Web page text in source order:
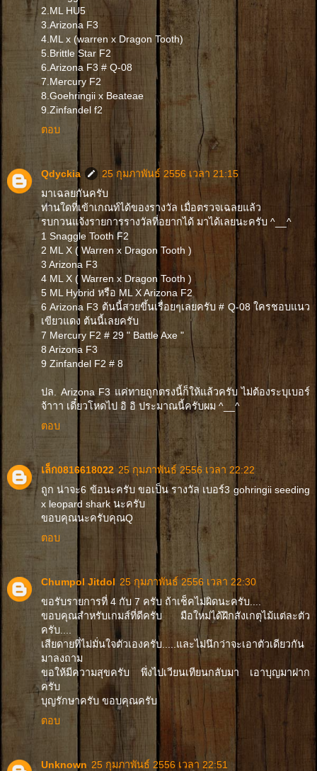
2.ML HU5
3.Arizona F3
4.ML x (warren x Dragon Tooth)
5.Brittle Star F2
6.Arizona F3 # Q-08
7.Mercury F2
8.Goehringii x Beateae
9.Zinfandel f2
ตอบ
Qdyckia
25 กุมภาพันธ์ 2556 เวลา 21:15
มาเฉลยกันครับ
ท่านใดที่เข้าเกณท์ได้ของรางวัล เมื่อตรวจเฉลยแล้ว
รบกวนแจ้งรายการรางวัลที่อยากได้ มาได้เลยนะครับ ^__^
1 Snaggle Tooth F2
2 ML X ( Warren x Dragon Tooth )
3 Arizona F3
4 ML X ( Warren x Dragon Tooth )
5 ML Hybrid หรือ ML X Arizona F2
6 Arizona F3 ต้นนี้สวยขึ้นเรื่อยๆเลยครับ # Q-08 ใครชอบแนว
เขียวแดง ต้นนี้เลยครับ
7 Mercury F2 # 29 " Battle Axe "
8 Arizona F3
9 Zinfandel F2 # 8
ปล. Arizona F3 แค่ทายถูกตรงนี้ก็ให้แล้วครับ ไม่ต้องระบุเบอร์
จ้าาา เดี๋ยวโหดไป อิ อิ ประมาณนี้ครับผม ^__^
ตอบ
เล็ก0816618022 25 กุมภาพันธ์ 2556 เวลา 22:22
ถูก น่าจะ6 ข้อนะครับ ขอเป็น รางวัล เบอร์3 gohringii seeding
x leopard shark นะครับ
ขอบคุณนะครับคุณQ
ตอบ
Chumpol Jitdol 25 กุมภาพันธ์ 2556 เวลา 22:30
ขอรับรายการที่ 4 กับ 7 ครับ ถ้าเช็คไม่ผิดนะครับ....
ขอบคุณสำหรับเกมส์ที่ดีครับ มือใหม่ได้ฝึกสังเกตุไม้แต่ละตัว
ครับ....
เสียดายที่ไม่มั่นใจตัวเองครับ.....และไม่นึกว่าจะเอาตัวเดียวกัน
มาลงถาม
ขอให้มีความสุขครับ พึ่งไปเวียนเทียนกลับมา เอาบุญมาฝาก
ครับ
บุญรักษาครับ ขอบคุณครับ
ตอบ
Unknown 25 กุมภาพันธ์ 2556 เวลา 22:51